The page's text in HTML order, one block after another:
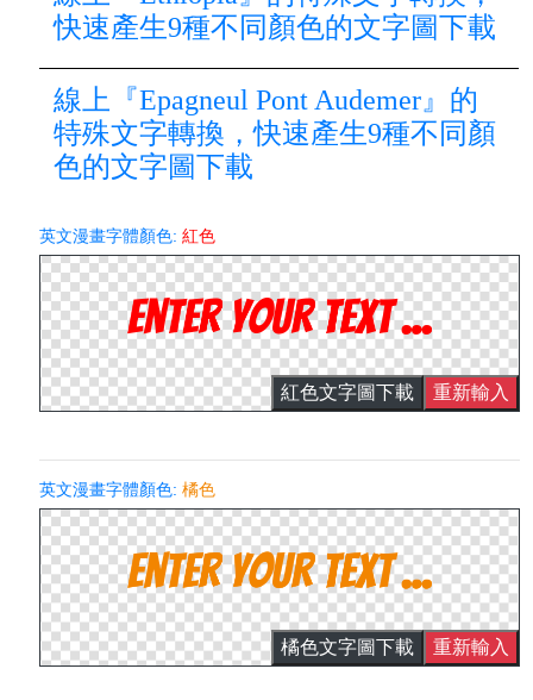
快速產生9種不同顏色的文字圖下載
線上『Epagneul Pont Audemer』的
特殊文字轉換，快速產生9種不同顏
色的文字圖下載
英文漫畫字體顏色:紅色
紅色文字圖下載 重新輸入
英文漫畫字體顏色:橘色
橘色文字圖下載 重新輸入